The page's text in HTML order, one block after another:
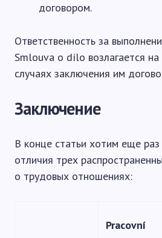
договором.
Ответственность за
Smlouva o dílo возлагается
случаях заключения им
Заключение
В конце статьи хотим еще
отличия трех
о трудовых отношениях:
Pracovní